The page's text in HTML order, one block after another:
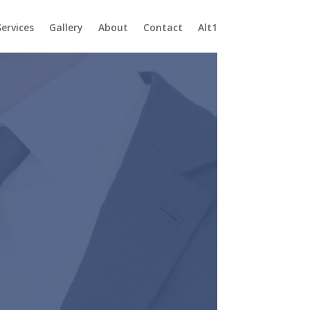
Gallery About Contact Alt1